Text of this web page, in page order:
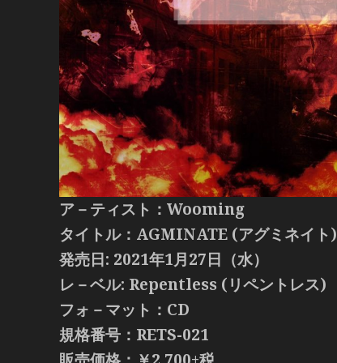
ア－ティスト：Wooming
タイトル：AGMINATE (アグミネイト)
発売日: 2021年1月27日（水）
レ－ベル: Repentless (リペントレス)
フォ－マット：CD
規格番号：RETS-021